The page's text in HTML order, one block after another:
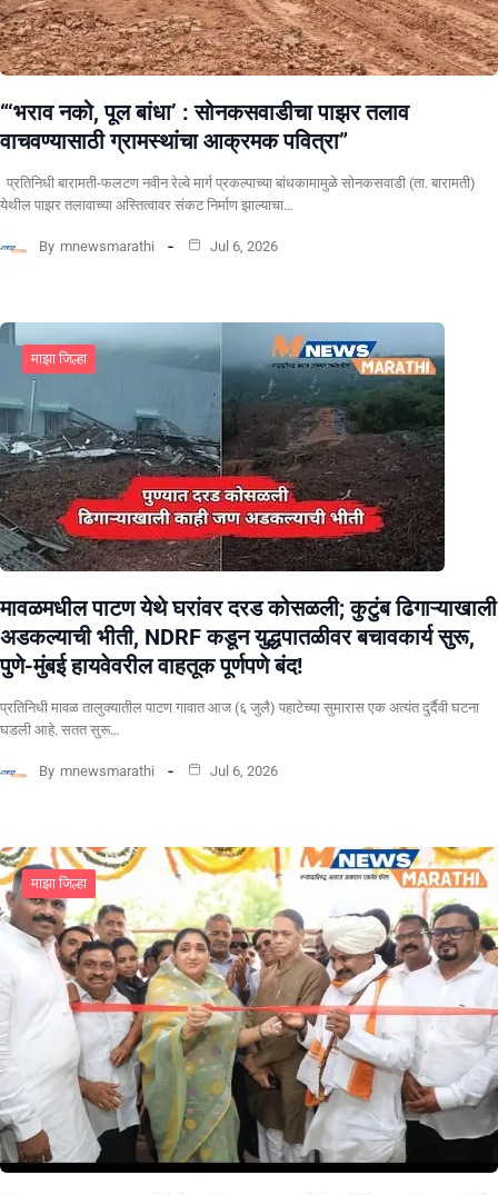
“‘भराव नको, पूल बांधा’ : सोनकसवाडीचा पाझर तलाव
वाचवण्यासाठी ग्रामस्थांचा आक्रमक पवित्रा”
प्रतिनिधी बारामती-फलटण नवीन रेल्वे मार्ग प्रकल्पाच्या बांधकामामुळे सोनकसवाडी (ता. बारामती)
येथील पाझर तलावाच्या अस्तित्वावर संकट निर्माण झाल्याचा…
By mnewsmarathi Jul 6, 2026
माझा जिल्हा
मावळमधील पाटण येथे घरांवर दरड कोसळली; कुटुंब ढिगाऱ्याखाली
अडकल्याची भीती, NDRF कडून युद्धपातळीवर बचावकार्य सुरू,
पुणे-मुंबई हायवेवरील वाहतूक पूर्णपणे बंद!
​प्रतिनिधी मावळ तालुक्यातील पाटण गावात आज (६ जुलै) पहाटेच्या सुमारास एक अत्यंत दुर्दैवी घटना
घडली आहे. सतत सुरू…
By mnewsmarathi Jul 6, 2026
माझा जिल्हा